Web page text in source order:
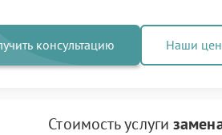
консультацию Наши
Стоимость услуги